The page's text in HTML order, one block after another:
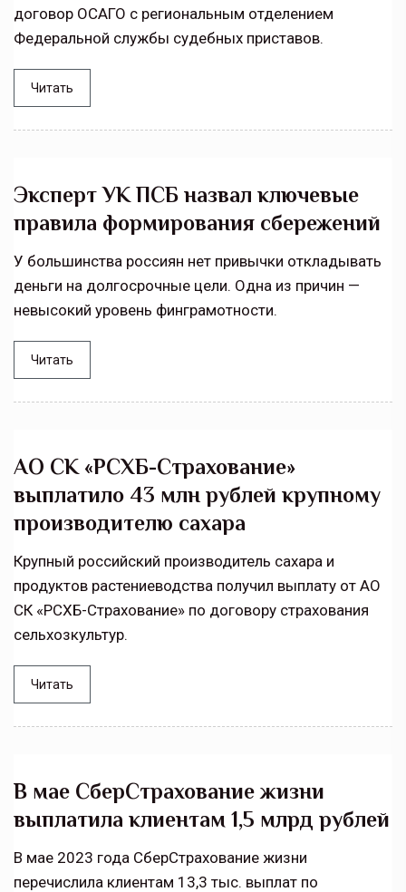
договор ОСАГО с региональным отделением
Федеральной службы судебных приставов.
Читать
Эксперт УК ПСБ назвал ключевые
правила формирования сбережений
У большинства россиян нет привычки откладывать
деньги на долгосрочные цели. Одна из причин —
невысокий уровень финграмотности.
Читать
АО СК «РСХБ-Страхование»
выплатило 43 млн рублей крупному
производителю сахара
Крупный российский производитель сахара и
продуктов растениеводства получил выплату от АО
СК «РСХБ-Страхование» по договору страхования
сельхозкультур.
Читать
В мае СберСтрахование жизни
выплатила клиентам 1,5 млрд рублей
В мае 2023 года СберСтрахование жизни
перечислила клиентам 13,3 тыс. выплат по